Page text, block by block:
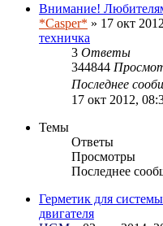
Внимание!
*Casper* » 17 окт
техничка
3 Ответы
344844
Последнее
17 окт 2012,
Темы
Ответы
Просмотры
Последнее
Герметик для
двигателя